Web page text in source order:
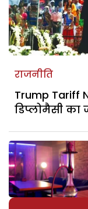
राजनीति
Trump Tariff
डिप्लोमैसी का